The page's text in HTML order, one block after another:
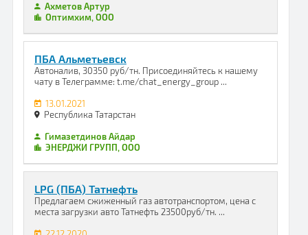
Ахметов Артур
Оптимхим, ООО
ПБА Альметьевск
Автоналив, 30350 руб/тн. Присоединяйтесь к нашему
чату в Телеграмме: t.me/chat_energy_group ...
13.01.2021
Республика Татарстан
Гимазетдинов Айдар
ЭНЕРДЖИ ГРУПП, ООО
LPG (ПБА) Татнефть
Предлагаем сжиженный газ автотранспортом, цена с
места загрузки авто Татнефть 23500руб/тн. ...